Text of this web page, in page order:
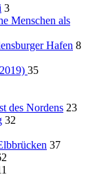
3
Menschen als
Hafen 8
35
des Nordens 23
32
37